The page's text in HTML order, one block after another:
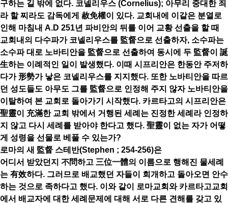
구하는 길 밖에 없다. 코넬리우스 (Cornelius); 아무리 중대한 죄
라 할 찌라도 감독에게 赦免權이 있다. 교회내에 이같은 분열로
인해 마침내 A.D 251년 파비안의 뒤를 이어 교황 선출을 할 때
교회내의 다수파가 코넬리우스를 監督으로 선출하자, 소수파는
소수파 대로 노바티안을 監督으로 선출하여 동시에 두 監督이 誕
生하는 이례적인 일이 발생했다. 이때 시프리안은 한동안 주저하
다가 形勢가 낳은 코넬리우스를 지지했다. 또한 노바티안을 따르
던 성도들도 아무도 그를 監督으로 인정해 주지 않자 노바티안을
이탈하여 본 교회로 돌아가기 시작했다. 카르타고의 시프리안은
聖靈이 充滿한 교회 밖에서 거행된 세례는 진정한 세례라 인정하
지 않고 다시 세례를 받아야 한다고 했다. 聖靈이 없는 자가 어떻
게 성령을 선물로 베풀 수 있는가?
로마의 새 監督 스테반(Stephen ; 254-256)은
어디서 받았던지 不問하고 三位一體의 이름으로 행해진 물세례
는 有效하다. 그러므로 배교했던 자들이 회개하고 돌아오면 안수
하는 것으로 족하다고 했다. 이와 같이 로마교회와 카르타고교회
에서 배교자에 대한 세례문제에 대해 서로 다른 견해를 갖고 있